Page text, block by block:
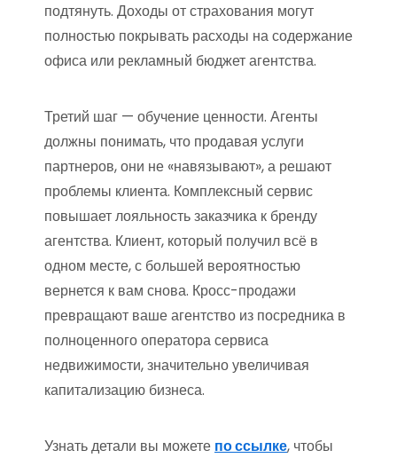
подтянуть. Доходы от страхования могут
полностью покрывать расходы на содержание
офиса или рекламный бюджет агентства.
Третий шаг — обучение ценности. Агенты
должны понимать, что продавая услуги
партнеров, они не «навязывают», а решают
проблемы клиента. Комплексный сервис
повышает лояльность заказчика к бренду
агентства. Клиент, который получил всё в
одном месте, с большей вероятностью
вернется к вам снова. Кросс-продажи
превращают ваше агентство из посредника в
полноценного оператора сервиса
недвижимости, значительно увеличивая
капитализацию бизнеса.
Узнать детали вы можете по ссылке, чтобы